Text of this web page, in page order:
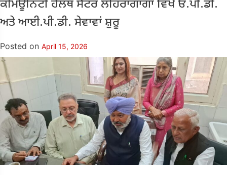
ਕਮਿਊਨਿਟੀ ਹੈਲਥ ਸੈਂਟਰ ਲਹਿਰਾਗਾਗਾ ਵਿਖੇ ਓ.ਪੀ.ਡੀ.
ਅਤੇ ਆਈ.ਪੀ.ਡੀ. ਸੇਵਾਵਾਂ ਸ਼ੁਰੂ
Posted on April 15, 2026